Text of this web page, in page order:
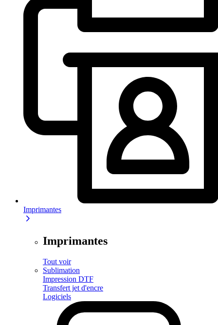
Imprimantes
Imprimantes
Tout voir
Sublimation
Impression DTF
Transfert jet d'encre
Logiciels